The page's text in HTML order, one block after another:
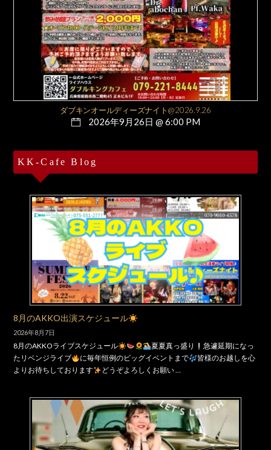
ダブキンオールディーズナイト@2026.9.26
2026年9月26日 @ 6:00 PM
KK-Cafe Blog
8月のAKKO出演スケジュール
2026年8月7日
8月のAKKOライブスケジュール 夏夏真っ盛り
急遽延期になっ
たリベンジライブ
に毎年恒例のビッグイベントまで
皆様のお越しを心
よりお待ちしております
どうぞよろしくお願い …